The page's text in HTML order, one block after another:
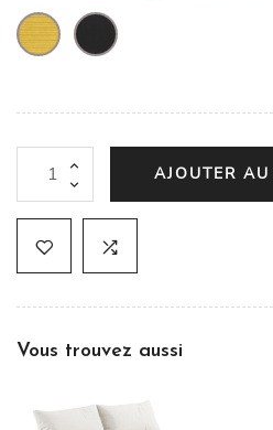
AJOUTER
Vous trouvez aussi